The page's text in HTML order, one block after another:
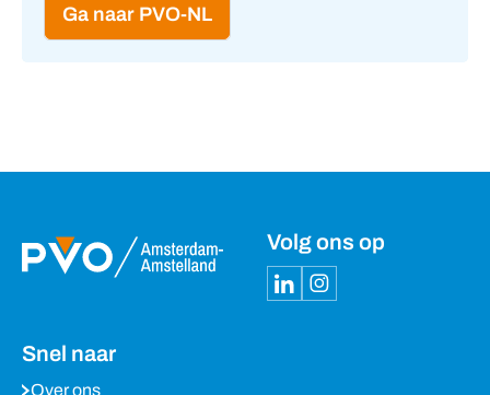
Ga naar PVO-NL
Volg ons op
Snel naar
Over ons